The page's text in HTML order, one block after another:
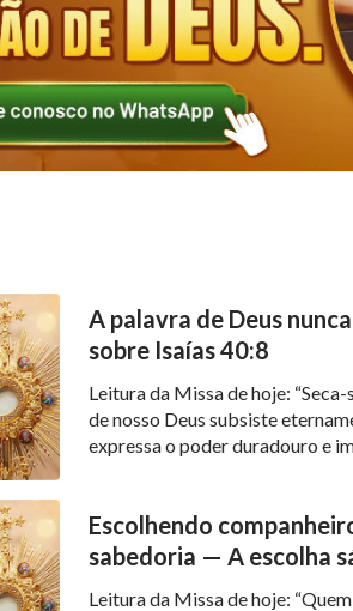
A palavra de Deus
sobre Isaías 40:8
Leitura da Missa de hoje:
de nosso Deus subsiste
expressa o poder duradouro e
Escolhendo
sabedoria — A escolha
Leitura da Missa de hoje: